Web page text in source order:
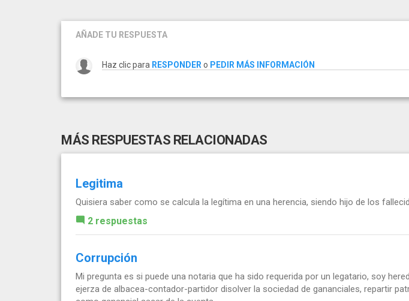
AÑADE TU RESPUESTA
Haz clic para RESPONDER o PEDIR MÁS INFORMACIÓN
MÁS RESPUESTAS RELACIONADAS
Legitima
Quisiera saber como se calcula la legítima en una herencia, siendo hijo de los
2 respuestas
Corrupción
Mi pregunta es si puede una notaria que ha sido requerida por un legatario, soy
ejerza de albacea-contador-partidor disolver la sociedad de gananciales, repartir